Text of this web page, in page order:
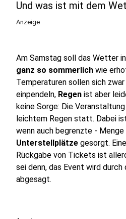
Und was ist mit dem
Anzeige
Am Samstag soll das Wetter
ganz so sommerlich wie
Temperaturen sollen sich zwar
einpendeln, Regen ist aber
keine Sorge: Die
leichtem Regen statt. Dabei
wenn auch begrenzte - Menge
Unterstellplätze gesorgt.
Rückgabe von Tickets ist
sei denn, das Event wird
abgesagt.